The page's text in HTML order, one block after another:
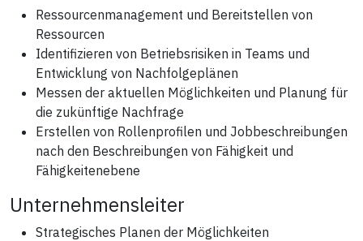
Ressourcenmanagement und Bereitstellen von
Ressourcen
Identifizieren von Betriebsrisiken in Teams und
Entwicklung von Nachfolgeplänen
Messen der aktuellen Möglichkeiten und Planung für
die zukünftige Nachfrage
Erstellen von Rollenprofilen und Jobbeschreibungen
nach den Beschreibungen von Fähigkeit und
Fähigkeitenebene
Unternehmensleiter
Strategisches Planen der Möglichkeiten